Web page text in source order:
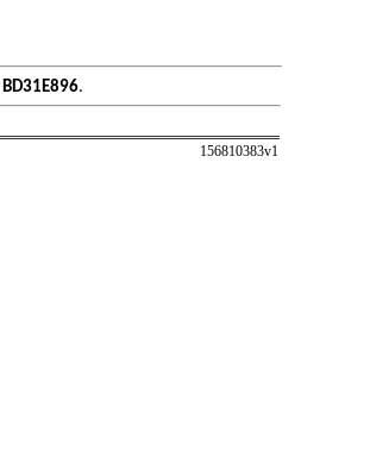
BD31E896.
156810383v1